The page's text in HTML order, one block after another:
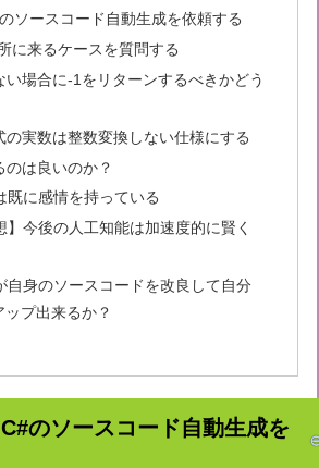
ソースコード自動生成を依頼する
に来るケースを質問する
い場合に-1をリターンするべきかどう
の実数は整数変換しない仕様にする
のは良いのか？
既に感情を持っている
】今後の人工知能は加速度的に賢く
自身のソースコードを改良して自分
プ出来るか？
のソースコード自動生成を